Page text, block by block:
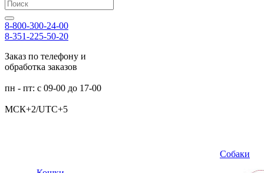
8-800-300-24-00
8-351-225-50-20
Заказ по телефону и
обработка заказов
пн - пт: с 09-00 до 17-00
МСК+2/UTC+5
Собаки